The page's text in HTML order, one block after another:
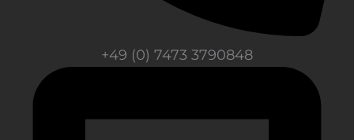
+49 (0) 7473 3790848